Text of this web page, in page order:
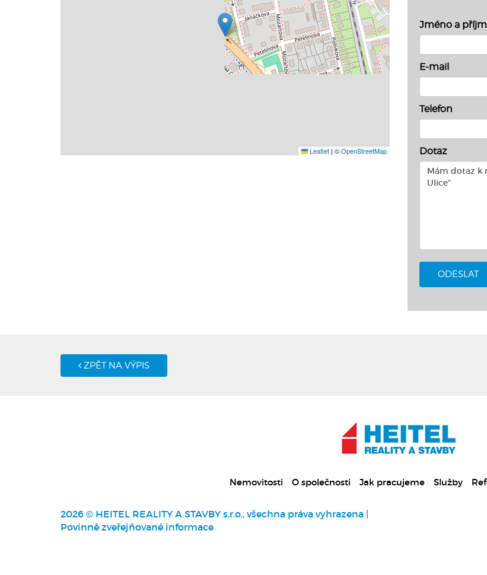
Leaflet | ©OpenStreetMap
Jméno a
E-mail
Telefon
Dotaz
ODESLAT
ZPĚT NA VÝPIS
Nemovitosti O společnosti Jak pracujeme Služby
2026 © HEITEL REALITY A STAVBY s.r.o., všechna práva vyhrazena |
Povinně zveřejňované informace